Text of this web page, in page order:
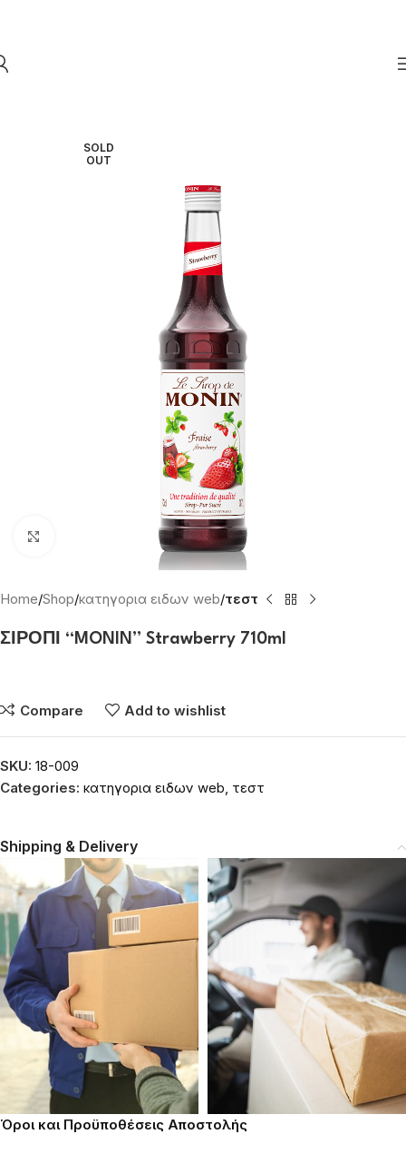
SOLD
OUT
Home Shop κατηγορια ειδων web τεστ
ΣΙΡΟΠΙ “MONIN” Strawberry 710ml
Compare Add to wishlist
SKU: 18-009
Categories: κατηγορια ειδων web, τεστ
Shipping & Delivery
Όροι και Προϋποθέσεις Αποστολής